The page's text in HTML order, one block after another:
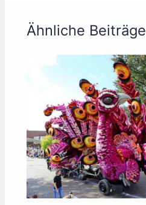
Ähnliche Beiträge